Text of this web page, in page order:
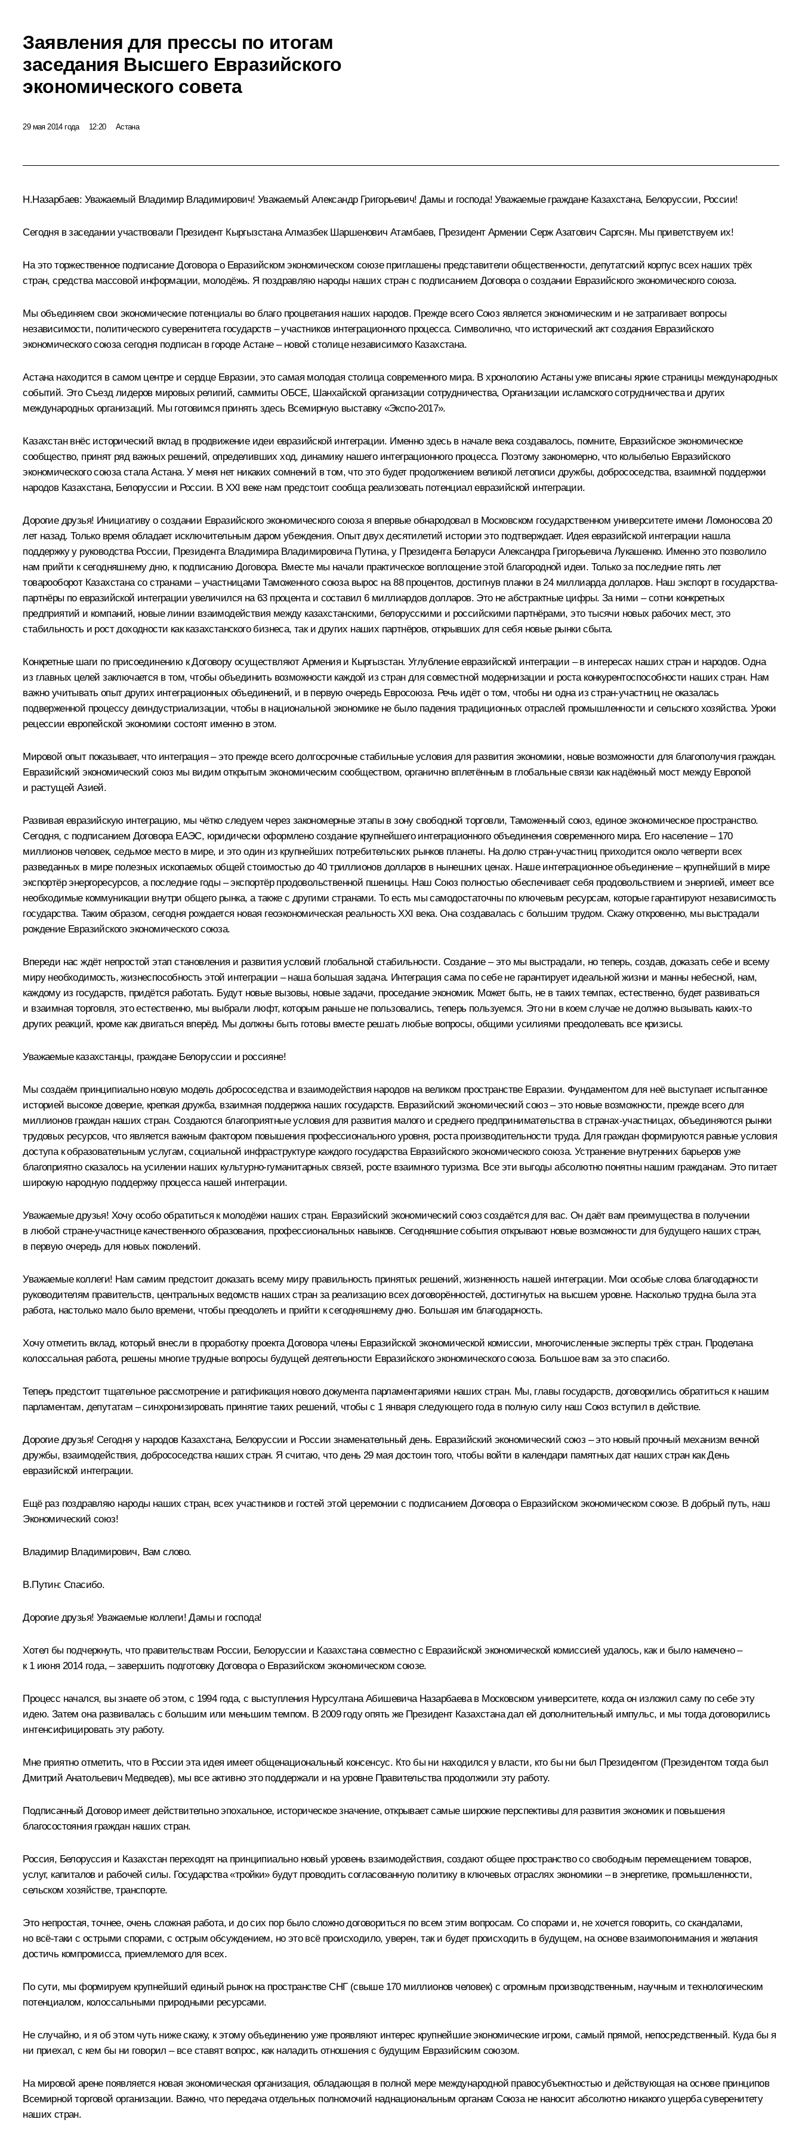
Заявления для прессы по итогам
заседания Высшего Евразийского
экономического совета
29 мая 2014 года 12:20 Астана
Н.Назарбаев: Уважаемый Владимир Владимирович! Уважаемый Александр Григорьевич! Дамы и господа! Уважаемые граждане Казахстана, Белоруссии, России!
Сегодня в заседании участвовали Президент Кыргызстана Алмазбек Шаршенович Атамбаев, Президент Армении Серж Азатович Саргсян. Мы приветствуем их!
На это торжественное подписание Договора о Евразийском экономическом союзе приглашены представители общественности, депутатский корпус всех наших трёх
стран, средства массовой информации, молодёжь. Я поздравляю народы наших стран с подписанием Договора о создании Евразийского экономического союза.
Мы объединяем свои экономические потенциалы во благо процветания наших народов. Прежде всего Союз является экономическим и не затрагивает вопросы
независимости, политического суверенитета государств – участников интеграционного процесса. Символично, что исторический акт создания Евразийского
экономического союза сегодня подписан в городе Астане – новой столице независимого Казахстана.
Астана находится в самом центре и сердце Евразии, это самая молодая столица современного мира. В хронологию Астаны уже вписаны яркие страницы международных
событий. Это Съезд лидеров мировых религий, саммиты ОБСЕ, Шанхайской организации сотрудничества, Организации исламского сотрудничества и других
международных организаций. Мы готовимся принять здесь Всемирную выставку «Экспо-2017».
Казахстан внёс исторический вклад в продвижение идеи евразийской интеграции. Именно здесь в начале века создавалось, помните, Евразийское экономическое
сообщество, принят ряд важных решений, определивших ход, динамику нашего интеграционного процесса. Поэтому закономерно, что колыбелью Евразийского
экономического союза стала Астана. У меня нет никаких сомнений в том, что это будет продолжением великой летописи дружбы, добрососедства, взаимной поддержки
народов Казахстана, Белоруссии и России. В XXI веке нам предстоит сообща реализовать потенциал евразийской интеграции.
Дорогие друзья! Инициативу о создании Евразийского экономического союза я впервые обнародовал в Московском государственном университете имени Ломоносова 20
лет назад. Только время обладает исключительным даром убеждения. Опыт двух десятилетий истории это подтверждает. Идея евразийской интеграции нашла
поддержку у руководства России, Президента Владимира Владимировича Путина, у Президента Беларуси Александра Григорьевича Лукашенко. Именно это позволило
нам прийти к сегодняшнему дню, к подписанию Договора. Вместе мы начали практическое воплощение этой благородной идеи. Только за последние пять лет
товарооборот Казахстана со странами – участницами Таможенного союза вырос на 88 процентов, достигнув планки в 24 миллиарда долларов. Наш экспорт в государства-
партнёры по евразийской интеграции увеличился на 63 процента и составил 6 миллиардов долларов. Это не абстрактные цифры. За ними – сотни конкретных
предприятий и компаний, новые линии взаимодействия между казахстанскими, белорусскими и российскими партнёрами, это тысячи новых рабочих мест, это
стабильность и рост доходности как казахстанского бизнеса, так и других наших партнёров, открывших для себя новые рынки сбыта.
Конкретные шаги по присоединению к Договору осуществляют Армения и Кыргызстан. Углубление евразийской интеграции – в интересах наших стран и народов. Одна
из главных целей заключается в том, чтобы объединить возможности каждой из стран для совместной модернизации и роста конкурентоспособности наших стран. Нам
важно учитывать опыт других интеграционных объединений, и в первую очередь Евросоюза. Речь идёт о том, чтобы ни одна из стран-участниц не оказалась
подверженной процессу деиндустриализации, чтобы в национальной экономике не было падения традиционных отраслей промышленности и сельского хозяйства. Уроки
рецессии европейской экономики состоят именно в этом.
Мировой опыт показывает, что интеграция – это прежде всего долгосрочные стабильные условия для развития экономики, новые возможности для благополучия граждан.
Евразийский экономический союз мы видим открытым экономическим сообществом, органично вплетённым в глобальные связи как надёжный мост между Европой
и растущей Азией.
Развивая евразийскую интеграцию, мы чётко следуем через закономерные этапы в зону свободной торговли, Таможенный союз, единое экономическое пространство.
Сегодня, с подписанием Договора ЕАЭС, юридически оформлено создание крупнейшего интеграционного объединения современного мира. Его население – 170
миллионов человек, седьмое место в мире, и это один из крупнейших потребительских рынков планеты. На долю стран-участниц приходится около четверти всех
разведанных в мире полезных ископаемых общей стоимостью до 40 триллионов долларов в нынешних ценах. Наше интеграционное объединение – крупнейший в мире
экспортёр энергоресурсов, а последние годы – экспортёр продовольственной пшеницы. Наш Союз полностью обеспечивает себя продовольствием и энергией, имеет все
необходимые коммуникации внутри общего рынка, а также с другими странами. То есть мы самодостаточны по ключевым ресурсам, которые гарантируют независимость
государства. Таким образом, сегодня рождается новая геоэкономическая реальность XXI века. Она создавалась с большим трудом. Скажу откровенно, мы выстрадали
рождение Евразийского экономического союза.
Впереди нас ждёт непростой этап становления и развития условий глобальной стабильности. Создание – это мы выстрадали, но теперь, создав, доказать себе и всему
миру необходимость, жизнеспособность этой интеграции – наша большая задача. Интеграция сама по себе не гарантирует идеальной жизни и манны небесной, нам,
каждому из государств, придётся работать. Будут новые вызовы, новые задачи, проседание экономик. Может быть, не в таких темпах, естественно, будет развиваться
и взаимная торговля, это естественно, мы выбрали люфт, которым раньше не пользовались, теперь пользуемся. Это ни в коем случае не должно вызывать каких‑то
других реакций, кроме как двигаться вперёд. Мы должны быть готовы вместе решать любые вопросы, общими усилиями преодолевать все кризисы.
Уважаемые казахстанцы, граждане Белоруссии и россияне!
Мы создаём принципиально новую модель добрососедства и взаимодействия народов на великом пространстве Евразии. Фундаментом для неё выступает испытанное
историей высокое доверие, крепкая дружба, взаимная поддержка наших государств. Евразийский экономический союз – это новые возможности, прежде всего для
миллионов граждан наших стран. Создаются благоприятные условия для развития малого и среднего предпринимательства в странах-участницах, объединяются рынки
трудовых ресурсов, что является важным фактором повышения профессионального уровня, роста производительности труда. Для граждан формируются равные условия
доступа к образовательным услугам, социальной инфраструктуре каждого государства Евразийского экономического союза. Устранение внутренних барьеров уже
благоприятно сказалось на усилении наших культурно-гуманитарных связей, росте взаимного туризма. Все эти выгоды абсолютно понятны нашим гражданам. Это питает
широкую народную поддержку процесса нашей интеграции.
Уважаемые друзья! Хочу особо обратиться к молодёжи наших стран. Евразийский экономический союз создаётся для вас. Он даёт вам преимущества в получении
в любой стране-участнице качественного образования, профессиональных навыков. Сегодняшние события открывают новые возможности для будущего наших стран,
в первую очередь для новых поколений.
Уважаемые коллеги! Нам самим предстоит доказать всему миру правильность принятых решений, жизненность нашей интеграции. Мои особые слова благодарности
руководителям правительств, центральных ведомств наших стран за реализацию всех договорённостей, достигнутых на высшем уровне. Насколько трудна была эта
работа, настолько мало было времени, чтобы преодолеть и прийти к сегодняшнему дню. Большая им благодарность.
Хочу отметить вклад, который внесли в проработку проекта Договора члены Евразийской экономической комиссии, многочисленные эксперты трёх стран. Проделана
колоссальная работа, решены многие трудные вопросы будущей деятельности Евразийского экономического союза. Большое вам за это спасибо.
Теперь предстоит тщательное рассмотрение и ратификация нового документа парламентариями наших стран. Мы, главы государств, договорились обратиться к нашим
парламентам, депутатам – синхронизировать принятие таких решений, чтобы с 1 января следующего года в полную силу наш Союз вступил в действие.
Дорогие друзья! Сегодня у народов Казахстана, Белоруссии и России знаменательный день. Евразийский экономический союз – это новый прочный механизм вечной
дружбы, взаимодействия, добрососедства наших стран. Я считаю, что день 29 мая достоин того, чтобы войти в календари памятных дат наших стран как День
евразийской интеграции.
Ещё раз поздравляю народы наших стран, всех участников и гостей этой церемонии с подписанием Договора о Евразийском экономическом союзе. В добрый путь, наш
Экономический союз!
Владимир Владимирович, Вам слово.
В.Путин: Спасибо.
Дорогие друзья! Уважаемые коллеги! Дамы и господа!
Хотел бы подчеркнуть, что правительствам России, Белоруссии и Казахстана совместно с Евразийской экономической комиссией удалось, как и было намечено –
к 1 июня 2014 года, – завершить подготовку Договора о Евразийском экономическом союзе.
Процесс начался, вы знаете об этом, с 1994 года, с выступления Нурсултана Абишевича Назарбаева в Московском университете, когда он изложил саму по себе эту
идею. Затем она развивалась с большим или меньшим темпом. В 2009 году опять же Президент Казахстана дал ей дополнительный импульс, и мы тогда договорились
интенсифицировать эту работу.
Мне приятно отметить, что в России эта идея имеет общенациональный консенсус. Кто бы ни находился у власти, кто бы ни был Президентом (Президентом тогда был
Дмитрий Анатольевич Медведев), мы все активно это поддержали и на уровне Правительства продолжили эту работу.
Подписанный Договор имеет действительно эпохальное, историческое значение, открывает самые широкие перспективы для развития экономик и повышения
благосостояния граждан наших стран.
Россия, Белоруссия и Казахстан переходят на принципиально новый уровень взаимодействия, создают общее пространство со свободным перемещением товаров,
услуг, капиталов и рабочей силы. Государства «тройки» будут проводить согласованную политику в ключевых отраслях экономики – в энергетике, промышленности,
сельском хозяйстве, транспорте.
Это непростая, точнее, очень сложная работа, и до сих пор было сложно договориться по всем этим вопросам. Со спорами и, не хочется говорить, со скандалами,
но всё‑таки с острыми спорами, с острым обсуждением, но это всё происходило, уверен, так и будет происходить в будущем, на основе взаимопонимания и желания
достичь компромисса, приемлемого для всех.
По сути, мы формируем крупнейший единый рынок на пространстве СНГ (свыше 170 миллионов человек) с огромным производственным, научным и технологическим
потенциалом, колоссальными природными ресурсами.
Не случайно, и я об этом чуть ниже скажу, к этому объединению уже проявляют интерес крупнейшие экономические игроки, самый прямой, непосредственный. Куда бы я
ни приехал, с кем бы ни говорил – все ставят вопрос, как наладить отношения с будущим Евразийским союзом.
На мировой арене появляется новая экономическая организация, обладающая в полной мере международной правосубъектностью и действующая на основе принципов
Всемирной торговой организации. Важно, что передача отдельных полномочий наднациональным органам Союза не наносит абсолютно никакого ущерба суверенитету
наших стран.